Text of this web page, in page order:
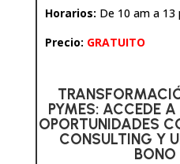
Horarios: De 10 am a 13
Precio: GRATUITO
PYMES: ACCEDE
OPORTUNIDADES
CONSULTING Y
BONO